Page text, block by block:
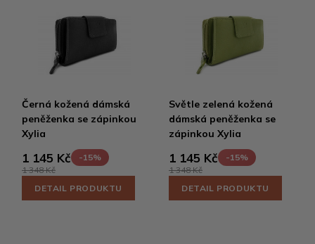
Černá kožená dámská
peněženka se zápinkou
Xylia
1 145 Kč
-15%
1 348 Kč
DETAIL PRODUKTU
Světle zelená kožená
dámská peněženka se
zápinkou Xylia
1 145 Kč
-15%
1 348 Kč
DETAIL PRODUKTU